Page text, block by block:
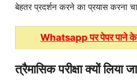
बेहतर प्रदर्शन करने का प्रयास करना
Whatsapp पर पेपर पाने के
त्रैमासिक परीक्षा क्यों लिया